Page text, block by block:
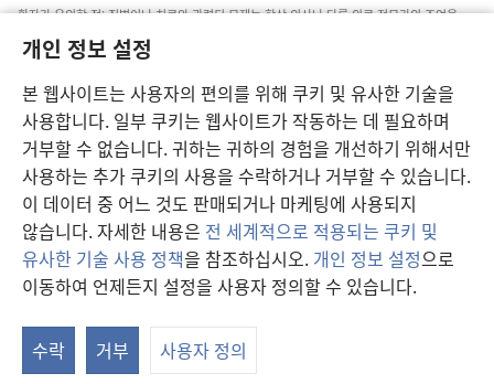
개인 정보 설정
본 웹사이트는 사용자의 편의를 위해 쿠키 및 유사한 기술을
사용합니다. 일부 쿠키는 웹사이트가 작동하는 데 필요하며
거부할 수 없습니다. 귀하는 귀하의 경험을 개선하기 위해서만
사용하는 추가 쿠키의 사용을 수락하거나 거부할 수 있습니다.
이 데이터 중 어느 것도 판매되거나 마케팅에 사용되지
않습니다. 자세한 내용은 전 세계적으로 적용되는 쿠키 및
유사한 기술 사용 정책을 참조하십시오. 개인 정보 설정으로
이동하여 언제든지 설정을 사용자 정의할 수 있습니다.
수락 거부 사용자 정의
환자가 유의할 점: 질병이나 치료와 관련된 문제는 항상 의사나 다른 의료 전문가의 조언을
본 웹사이트의 이용은 이 사이트 약관의 제약을 받습니다.
보기 설정
Copyright© 2026 Watch Tower Bible and Tract Society of Pennsylvania.
이용 약관| 개인 정보 보호 정책| 개인 정보 보호 설정